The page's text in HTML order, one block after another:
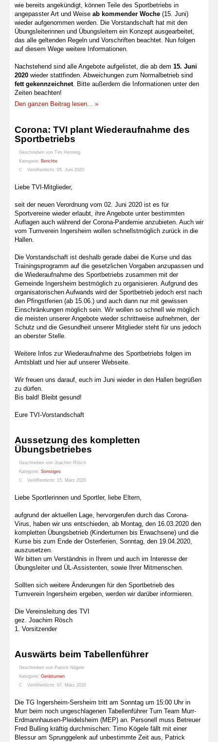
wie bereits angekündigt, können Teile des Sportbetriebs in
angepasster Art und Weise ab kommender Woche (15. Juni)
wieder aufgenommen werden. Die Vorstandschaft hat mit den
Übungsleiterinnen und Übungsleitern ein Konzept ausgearbeitet,
das alle geltenden Regeln und Vorschriften beachtet. Nun folgen
auf diesem Wege weitere Informationen.
Nachstehend sind alle Angebote aufgelistet, die ab dem 15. Juni
2020 wieder stattfinden. Abweichungen zum Normalbetrieb sind
fett gekennzeichnet. Bitte außerdem die Informationen unter den
Zeiten beachten!
Den ganzen Beitrag lesen... »
Corona: TVI plant Wiederaufnahme des
Sportbetriebs
Geschrieben von Tim Henning
Kategorie: Berichte
Veröffentlicht: 05. Juni 2020
Liebe TVI-Mitglieder,
seit der neuen Verordnung vom 02. Juni 2020 ist es für
Sportvereine wieder erlaubt, ihre Angebote unter bestimmten
Auflagen auch während der Corona-Pandemie anzubieten. Auch wir
vom Turnverein Ingersheim wollen schnellstmöglich zurück in die
Hallen.
Die Vorstandschaft ist deshalb gerade dabei die Kurse und das
Trainingsprogramm auf die gesetzlichen Vorgaben anzupassen und
die Wiederaufnahme des Sportbetriebs zusammen mit der
Gemeinde Ingersheim bestmöglich zu organisieren. Aufgrund des
organisatorischen Aufwands wird der Sportbetrieb jedoch erst nach
den Pfingstferien (ab 15.06.) und auch dann nur mit gewissen
Einschränkungen möglich sein. Wir wollen so schnell wie möglich
die meisten unserer Angebote wieder schrittweise aufnehmen, der
Schutz und die Gesundheit unserer Mitglieder steht für uns jedoch
an oberster Stelle.
Weitere Infos zur Wiederaufnahme des Sportbetriebs folgen im
Amtsblatt und hier auf unserer Webseite.
Wir freuen uns darauf, euch im Juni wieder in den Hallen begrüßen
zu dürfen.
Bis bald! Bleibt gesund!
Eure TVI-Vorstandschaft
Aussetzung des kompletten
Übungsbetriebes
Geschrieben von Joachim Rösch
Kategorie: Sonstiges
Veröffentlicht: 15. März 2020
Liebe Sportlerinnen und Sportler, liebe Eltern,
aufgrund der aktuellen Lage, hervorgerufen durch das Corona-
Virus, haben wir uns entschieden, ab Montag, den 16.03.2020 den
kompletten Übungsbetrieb (Kinderturnen bis Erwachsene) und die
Kurse bis zum Ende der Osterferien, Sonntag, den 19.04.2020,
auszusetzen.
Wir bitten um Verständnis in Ihrem und auch im Interesse der
Übungsleiter und ÜL-Assistenten, sowie Ihrer Mitmenschen.
Sollten sich weitere Änderungen für den Sportbetrieb des
Turnverein Ingersheim ergeben, werden wir darüber informieren.
Die Vereinsleitung des TVI
gez. Joachim Rösch
1. Vorsitzender
Auswärts beim Tabellenführer
Geschrieben von Patrick Nägele
Kategorie: Gerätturnen
Veröffentlicht: 07. März 2020
Die TG Ingersheim-Sersheim tritt am Sonntag um 15:00 Uhr in
Murr beim noch ungeschlagenen Tabellenführer Turn Team Murr-
Erdmannhausen-Pleidelsheim (MEP) an. Personell muss Betreuer
Fred Bulling kräftig durchmischen: Timo Kögele fällt mit einer
Blessur am Sprunggelenk auf unbestimmte Zeit aus, Patrick